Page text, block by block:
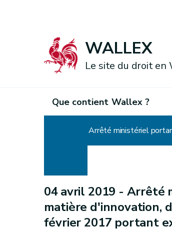
WALLEX
Le site du droit en
Que contient Wallex ?
04 avril 2019 - Arrêté
matière d'innovation,
février 2017 portant